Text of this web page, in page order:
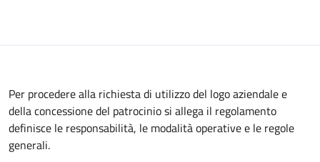
Per procedere alla richiesta di utilizzo del logo aziendale e
della concessione del patrocinio si allega il regolamento
definisce le responsabilità, le modalità operative e le regole
generali.